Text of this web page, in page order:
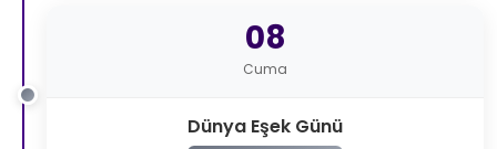
08
Cuma
Dünya Eşek Günü